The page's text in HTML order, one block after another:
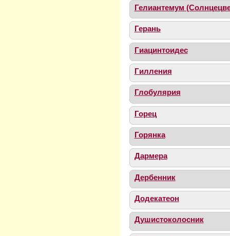
Гелиантемум
Герань
Гиацинтоидес
Гилления
Глобулярия
Горец
Горянка
Дармера
Дербенник
Додекатеон
Душистоколосник